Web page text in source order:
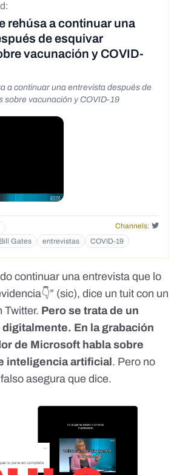
rehúsa a continuar una
de esquivar
vacunación y COVID-
a continuar una entrevista después de
sobre vacunación y COVID-19
Channels:
Bill Gates entrevistas COVID-19
continuar una entrevista que lo
(sic), dice un tuit con un
Twitter. Pero se trata de un
En la grabación
de Microsoft habla sobre
inteligencia artificial . Pero no
asegura que dice.